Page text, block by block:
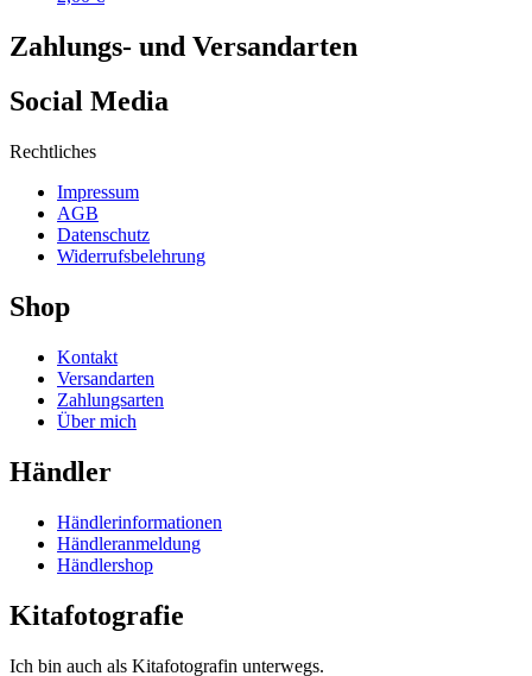
Zahlungs- und Versandarten
Social Media
Rechtliches
Impressum
AGB
Datenschutz
Widerrufsbelehrung
Shop
Kontakt
Versandarten
Zahlungsarten
Über mich
Händler
Händlerinformationen
Händleranmeldung
Händlershop
Kitafotografie
Ich bin auch als Kitafotografin unterwegs.